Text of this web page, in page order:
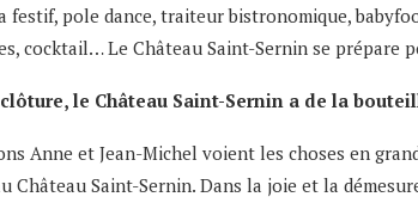
festif, pole dance, traiteur bistronomique,
cocktail… Le Château Saint-Sernin se prépare
le Château Saint-Sernin a de la
Anne et Jean-Michel voient les choses en
Château Saint-Sernin. Dans la joie et la